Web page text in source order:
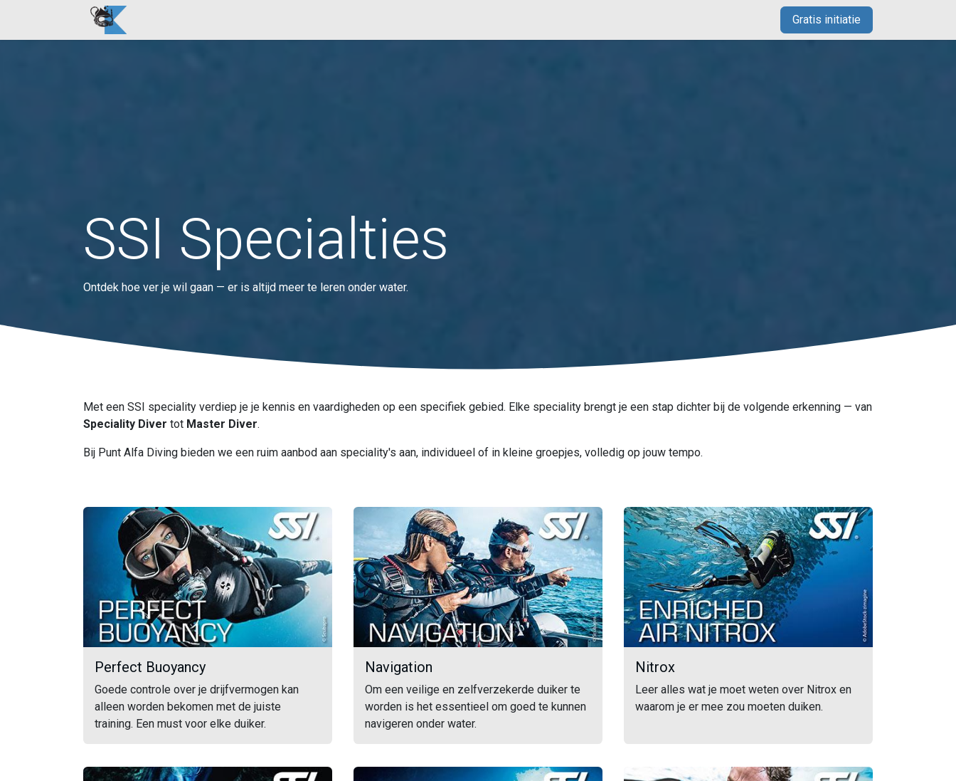
Overslaan naar inhoud
Gratis initiatie
SSI Specialties
Ontdek hoe ver je wil gaan — er is altijd meer te leren onder water.
Met een SSI speciality verdiep je je kennis en vaardigheden op een specifiek gebied. Elke speciality brengt je een stap dichter bij de volgende erkenning — van
Speciality Diver tot Master Diver.
Bij Punt Alfa Diving bieden we een ruim aanbod aan speciality's aan, individueel of in kleine groepjes, volledig op jouw tempo.
Perfect Buoyancy
Goede controle over je drijfvermogen kan
alleen worden bekomen met de juiste
training. Een must voor elke duiker.
Navigation
Om een veilige en zelfverzekerde duiker te
worden is het essentieel om goed te kunnen
navigeren onder water.
Nitrox
Leer alles wat je moet weten over Nitrox en
waarom je er mee zou moeten duiken.